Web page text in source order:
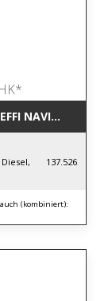
MERCEDES-BENZ GLK 220 CDI
Diesel, 137.526
(kombiniert):